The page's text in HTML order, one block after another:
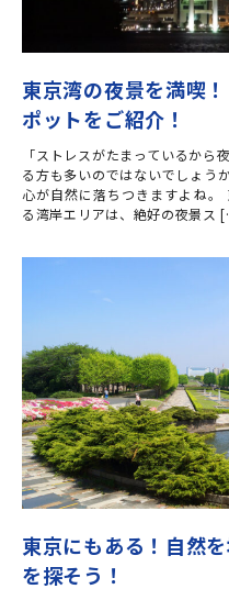
東京湾の夜景を満喫
ポットをご紹介！
「ストレスがたまっているから
る方も多いのではないでしょう
心が自然に落ちつきますよね。
る湾岸エリアは、絶好の夜景ス
東京にもある！自然
を探そう！